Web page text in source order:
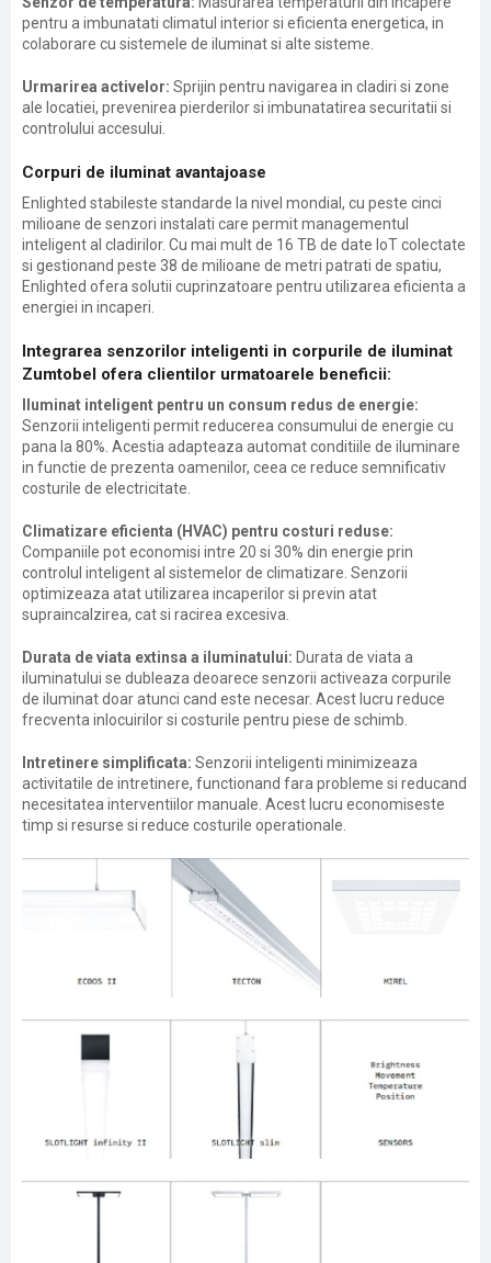
pentru a imbunatati climatul interior si eficienta energetica, in
colaborare cu sistemele de iluminat si alte sisteme.
Urmarirea activelor: Sprijin pentru navigarea in cladiri si zone
ale locatiei, prevenirea pierderilor si imbunatatirea securitatii si
controlului accesului.
Corpuri de iluminat avantajoase
Enlighted stabileste standarde la nivel mondial, cu peste cinci
milioane de senzori instalati care permit managementul
inteligent al cladirilor. Cu mai mult de 16 TB de date IoT colectate
si gestionand peste 38 de milioane de metri patrati de spatiu,
Enlighted ofera solutii cuprinzatoare pentru utilizarea eficienta a
energiei in incaperi.
Integrarea senzorilor inteligenti in corpurile de iluminat
Zumtobel ofera clientilor urmatoarele beneficii:
Iluminat inteligent pentru un consum redus de energie:
Senzorii inteligenti permit reducerea consumului de energie cu
pana la 80%. Acestia adapteaza automat conditiile de iluminare
in functie de prezenta oamenilor, ceea ce reduce semnificativ
costurile de electricitate.
Climatizare eficienta (HVAC) pentru costuri reduse:
Companiile pot economisi intre 20 si 30% din energie prin
controlul inteligent al sistemelor de climatizare. Senzorii
optimizeaza atat utilizarea incaperilor si previn atat
supraincalzirea, cat si racirea excesiva.
Durata de viata extinsa a iluminatului: Durata de viata a
iluminatului se dubleaza deoarece senzorii activeaza corpurile
de iluminat doar atunci cand este necesar. Acest lucru reduce
frecventa inlocuirilor si costurile pentru piese de schimb.
Intretinere simplificata: Senzorii inteligenti minimizeaza
activitatile de intretinere, functionand fara probleme si reducand
necesitatea interventiilor manuale. Acest lucru economiseste
timp si resurse si reduce costurile operationale.